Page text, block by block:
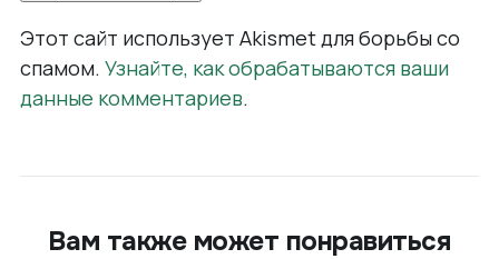
Этот сайт использует Akismet для борьбы со
спамом. Узнайте, как обрабатываются ваши
данные комментариев.
Вам также может понравиться